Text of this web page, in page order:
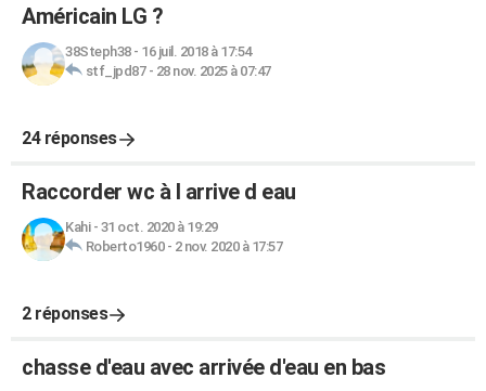
Américain LG ?
38Steph38- 16 juil. 2018 à 17:54
stf_jpd87- 28 nov. 2025 à 07:47
24 réponses
Raccorder wc à l arrive d eau
Kahi- 31 oct. 2020 à 19:29
Roberto1960- 2 nov. 2020 à 17:57
2 réponses
chasse d'eau avec arrivée d'eau en bas